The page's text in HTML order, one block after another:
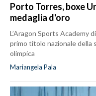
Porto Torres, boxe
medaglia d'oro
L’Aragon Sports Academy
primo titolo nazionale della
olimpica
Mariangela Pala